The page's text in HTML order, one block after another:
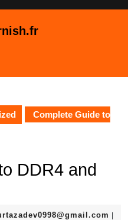
Complete Guide to
DDR4 and